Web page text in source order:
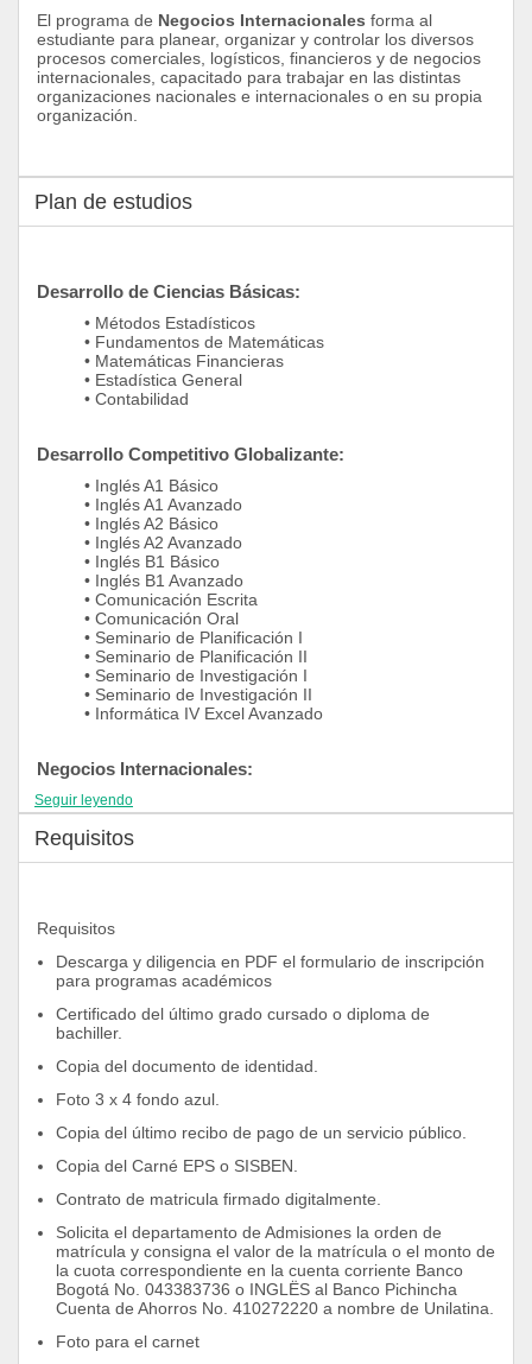
El programa de Negocios Internacionales forma al
estudiante para planear, organizar y controlar los diversos
procesos comerciales, logísticos, financieros y de negocios
internacionales, capacitado para trabajar en las distintas
organizaciones nacionales e internacionales o en su propia
organización.
Plan de estudios
Desarrollo de Ciencias Básicas:
• Métodos Estadísticos
• Fundamentos de Matemáticas
• Matemáticas Financieras
• Estadística General
• Contabilidad
Desarrollo Competitivo Globalizante:
• Inglés A1 Básico
• Inglés A1 Avanzado
• Inglés A2 Básico
• Inglés A2 Avanzado
• Inglés B1 Básico
• Inglés B1 Avanzado
• Comunicación Escrita
• Comunicación Oral
• Seminario de Planificación I
• Seminario de Planificación II
• Seminario de Investigación I
• Seminario de Investigación II
• Informática IV Excel Avanzado
Negocios Internacionales:
• Fundamentos de Negocios
Internacionales
• Legislación Aduanera
• Importaciones
• Cambios y Pagos Internacionales
• Taller de Negocios Internacionales
• Acuerdos Comerciales Int.
• Geopolítica
• Fundamentos de Economía
• Microeconomía
• Economía Internacional
• Finanzas Internacionales
• Fundamentos de Mercadeo
• Investigación de Mercados
• Mercados Internacionales
• Comercio Electrónico
• Fundamentos de Administración
• Gerencia de Negocios
Internacionales
• Presupuesto de Importación y
Exportación
• Gestión Financiera
• Seminario de Alta Gerencia
Seguir leyendo
Requisitos
Requisitos
Descarga y diligencia en PDF el formulario de inscripción
para programas académicos
Certificado del último grado cursado o diploma de
bachiller.
Copia del documento de identidad.
Foto 3 x 4 fondo azul.
Copia del último recibo de pago de un servicio público.
Copia del Carné EPS o SISBEN.
Contrato de matricula firmado digitalmente.
Solicita el departamento de Admisiones la orden de
matrícula y consigna el valor de la matrícula o el monto de
la cuota correspondiente en la cuenta corriente Banco
Bogotá No. 043383736 o INGLËS al Banco Pichincha
Cuenta de Ahorros No. 410272220 a nombre de Unilatina.
Foto para el carnet